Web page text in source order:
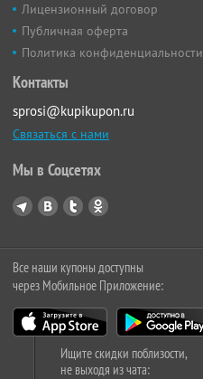
Лицензионный договор
Публичная оферта
Политика конфиденциальности
Контакты
sprosi@kupikupon.ru
Связаться с нами
Мы в Соцсетях
Все наши купоны доступны
через Мобильное Приложение:
Ищите скидки поблизости,
не выходя из чата: